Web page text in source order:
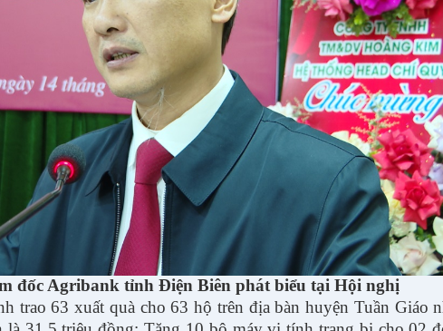
đốc Agribank tỉnh Điện Biên phát biểu tại Hội nghị
trao 63 xuất quà cho 63 hộ trên địa bàn huyện Tuần Giáo